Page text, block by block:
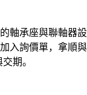
的軸承座與聯軸器設
入詢價單，拿順與
期。